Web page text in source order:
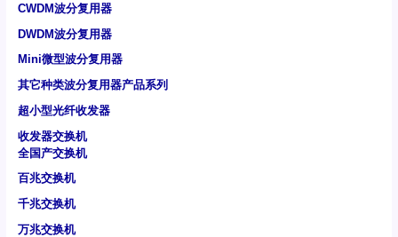
CWDM波分复用器
DWDM波分复用器
Mini微型波分复用器
其它种类波分复用器产品系列
超小型光纤收发器
收发器交换机
全国产交换机
百兆交换机
千兆交换机
万兆交换机